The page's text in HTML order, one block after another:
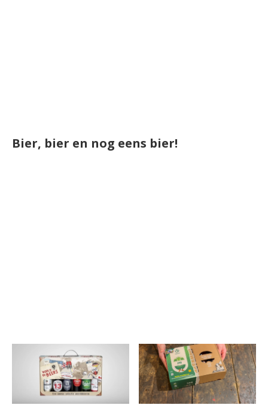
Bier, bier en nog eens bier!